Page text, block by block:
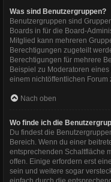
Was sind Benutzergruppen?
Benutzergruppen sind
Boards in für die Board-
Mitglied kann mehreren
Berechtigungen zugeteilt
Berechtigungen für mehrere
Beispiel zu Moderatoren
einem nichtöffentlichen Forum
Nach oben
Wo finde ich die
Du findest die
Bereich. Wenn du einer
entsprechenden Schaltfläche
offen. Einige erfordern erst
sein und weitere sogar